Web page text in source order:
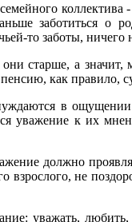
коллектива
заботиться о
то заботы, ничего
старше, а значит,
как правило,
в
уважение к их
должно
не
уважать, любить,